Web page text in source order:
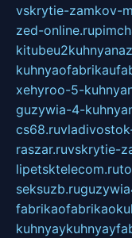
vskrytie-zamkov-
zed-online.ru
xehyroo-5-
guzywia-4-
cs68.ru
raszar.ruvskrytie-
lipetsktelecom.ru
seksuzb.ru